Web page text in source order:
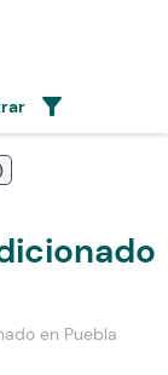
filter_alt
en Puebla